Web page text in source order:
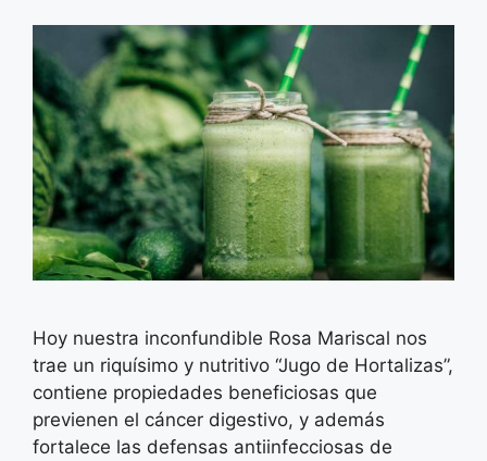
Hoy nuestra inconfundible Rosa Mariscal nos
trae un riquísimo y nutritivo “Jugo de Hortalizas”,
contiene propiedades beneficiosas que
previenen el cáncer digestivo, y además
fortalece las defensas antiinfecciosas de